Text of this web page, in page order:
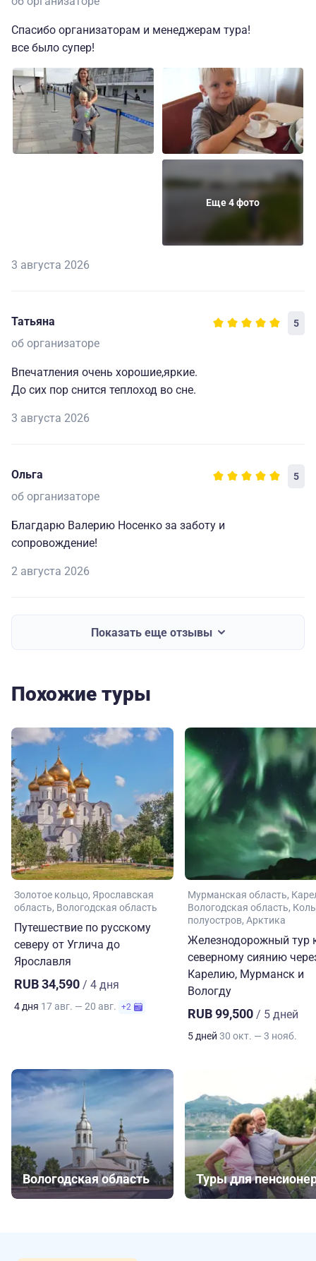
Спасибо организаторам и менеджерам тура!
все было супер!
Еще 4 фото
3 августа 2026
Татьяна 5
об организаторе
Впечатления очень хорошие,яркие.
До сих пор снится теплоход во сне.
3 августа 2026
Ольга 5
об организаторе
Благдарю Валерию Носенко за заботу и
сопровождение!
2 августа 2026
Показать еще отзывы
Похожие туры
Золотое кольцо Ярославская
область Вологодская область
Путешествие по русскому
северу от Углича до
Ярославля
RUB 34,590 / 4 дня
4 дня 17 авг. — 20 авг. +2
Мурманская область
Вологодская область
полуостров Арктика
Железнодорожный тур
северному сиянию
Карелию, Мурманск и
Вологду
RUB 99,500 / 5 дней
5 дней 30 окт. — 3 нояб.
Вологодская область Туры для